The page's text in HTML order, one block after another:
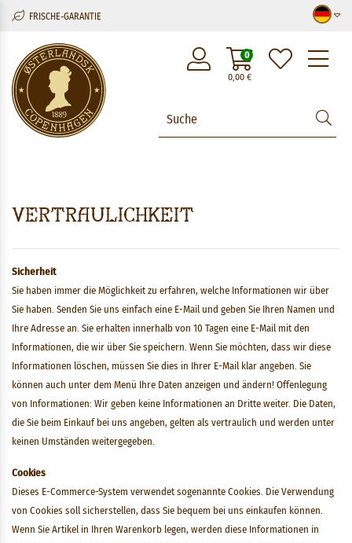
FRISCHE-GARANTIE
0,00€
0
Vertraulichkeit
Sicherheit
Sie haben immer die Möglichkeit zu erfahren, welche Informationen wir über
Sie haben. Senden Sie uns einfach eine E-Mail und geben Sie Ihren Namen und
Ihre Adresse an. Sie erhalten innerhalb von 10 Tagen eine E-Mail mit den
Informationen, die wir über Sie speichern. Wenn Sie möchten, dass wir diese
Informationen löschen, müssen Sie dies in Ihrer E-Mail klar angeben. Sie
können auch unter dem Menü Ihre Daten anzeigen und ändern! Offenlegung
von Informationen: Wir geben keine Informationen an Dritte weiter. Die Daten,
die Sie beim Einkauf bei uns angeben, gelten als vertraulich und werden unter
keinen Umständen weitergegeben.
Cookies
Dieses E-Commerce-System verwendet sogenannte Cookies. Die Verwendung
von Cookies soll sicherstellen, dass Sie bequem bei uns einkaufen können.
Wenn Sie Artikel in Ihren Warenkorb legen, werden diese Informationen in